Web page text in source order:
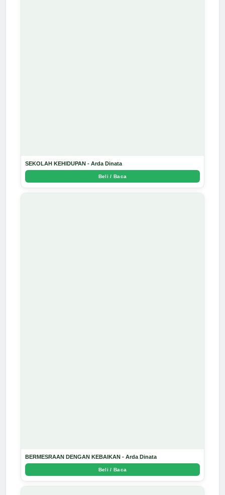
SEKOLAH KEHIDUPAN - Arda Dinata
Beli / Baca
BERMESRAAN DENGAN KEBAIKAN - Arda Dinata
Beli / Baca